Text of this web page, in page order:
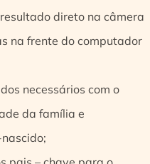
direto na câmera
na frente do computador
necessários com o
da família e